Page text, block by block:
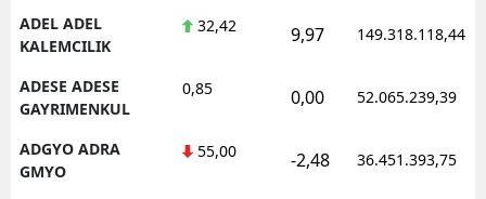
ADEL ADEL
KALEMCILIK
32,42 9,97 149.318.118,44
ADESE ADESE
GAYRIMENKUL
0,85 0,00 52.065.239,39
ADGYO ADRA
GMYO
55,00 -2,48 36.451.393,75